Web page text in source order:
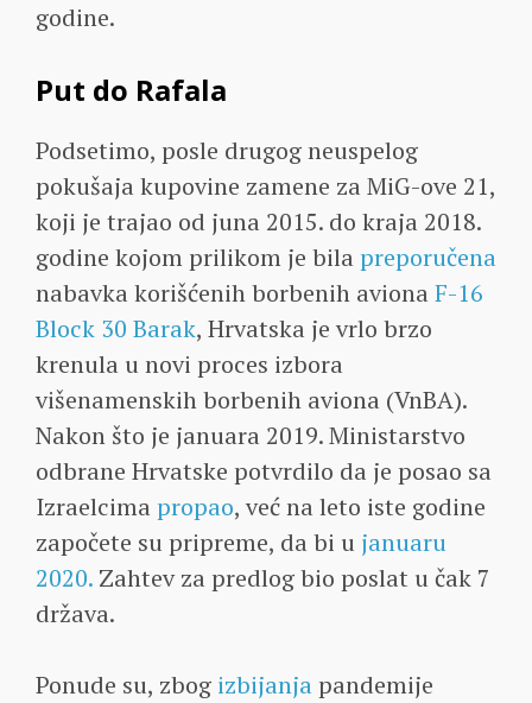
godine.
Put do Rafala
Podsetimo, posle drugog neuspelog
pokušaja kupovine zamene za MiG-ove 21,
koji je trajao od juna 2015. do kraja 2018.
godine kojom prilikom je bila preporučena
nabavka korišćenih borbenih aviona F-16
Block 30 Barak, Hrvatska je vrlo brzo
krenula u novi proces izbora
višenamenskih borbenih aviona (VnBA).
Nakon što je januara 2019. Ministarstvo
odbrane Hrvatske potvrdilo da je posao sa
Izraelcima propao, već na leto iste godine
započete su pripreme, da bi u januaru
2020. Zahtev za predlog bio poslat u čak 7
država.
Ponude su, zbog izbijanja pandemije